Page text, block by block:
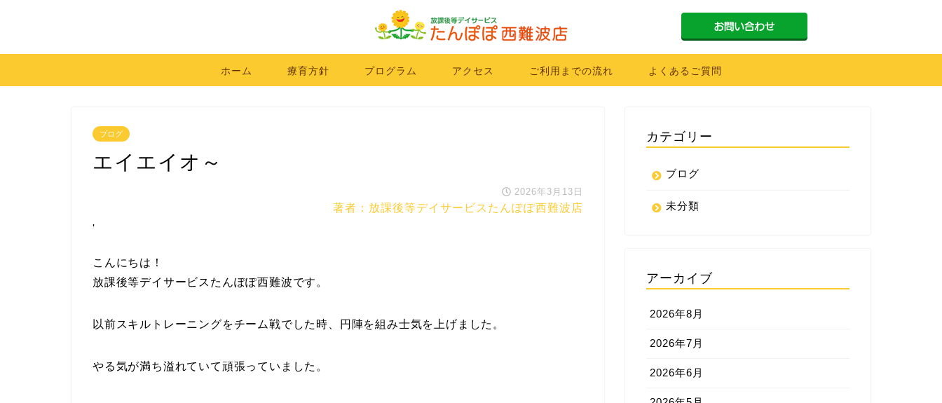
ホーム 療育方針 プログラム アクセス ご利用までの流れ よくあるご質問
ブログ
エイエイオ～
2026年3月13日
著者：放課後等デイサービスたんぽぽ西難波店
'
こんにちは！
放課後等デイサービスたんぽぽ西難波です。
以前スキルトレーニングをチーム戦でした時、円陣を組み士気を上げました。
やる気が満ち溢れていて頑張っていました。
カテゴリー
ブログ
未分類
アーカイブ
2026年8月
2026年7月
2026年6月